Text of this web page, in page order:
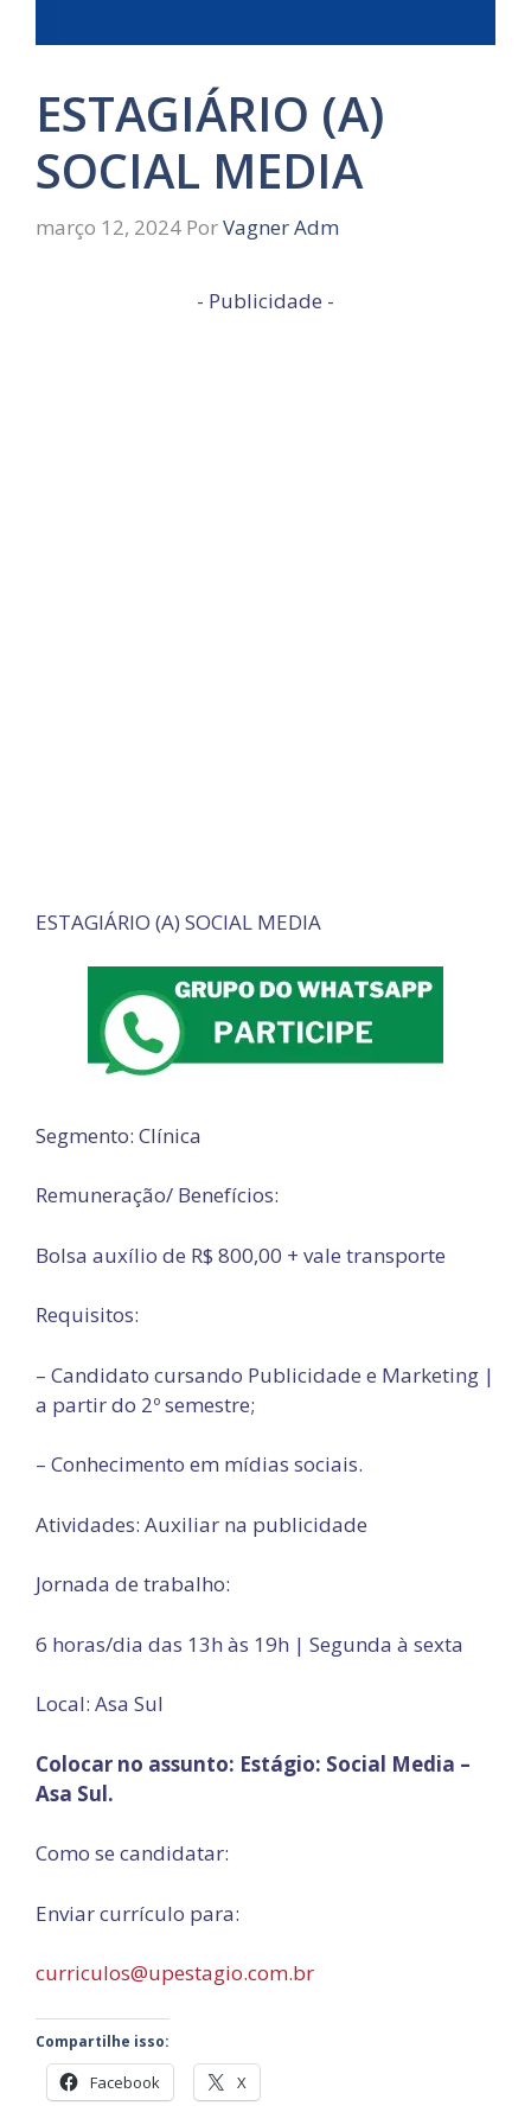
ESTAGIÁRIO (A)
SOCIAL MEDIA
março 12, 2024 PorVagner Adm
- Publicidade -
ESTAGIÁRIO (A) SOCIAL MEDIA
Segmento: Clínica
Remuneração/ Benefícios:
Bolsa auxílio de R$ 800,00 + vale transporte
Requisitos:
– Candidato cursando Publicidade e Marketing |
a partir do 2º semestre;
– Conhecimento em mídias sociais.
Atividades: Auxiliar na publicidade
Jornada de trabalho:
6 horas/dia das 13h às 19h | Segunda à sexta
Local: Asa Sul
Colocar no assunto: Estágio: Social Media –
Asa Sul.
Como se candidatar:
Enviar currículo para:
curriculos@upestagio.com.br
Compartilhe isso:
Facebook X